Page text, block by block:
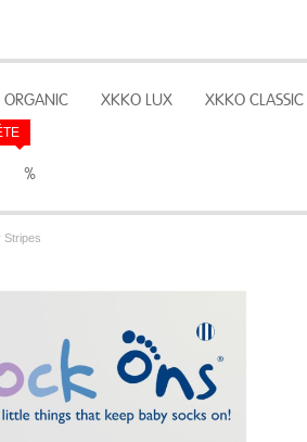
XKKO LUX XKKO CLASSIC
%
Stripes